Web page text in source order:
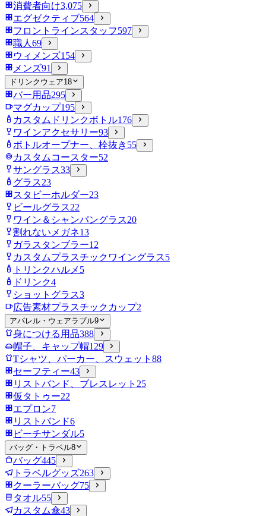
消費者向け3,075
エグゼクティブ564
フロントラインスタッフ597
職人 69
ウィメンズ154
メンズ91
ドリンクウェア18
バー用品295
マグカップ195
カスタムドリンクボトル176
ワインアクセサリー93
ボトルオープナー、栓抜き 55
カスタムコースター52
サングラス33
グラス23
スタビーホルダー23
ビールグラス22
ワイン＆シャンパングラス20
割れないメガネ13
ガラスタンブラー12
カスタムプラスチックワイングラス5
トリンクハルメ 5
ドリンク4
ショットグラス3
広告素材プラスチックカップ2
アパレル・ウェアラブル9
身につける用品388
帽子、キャップ帽129
Tシャツ、パーカー、スウェット 88
セーフティー43
リストバンド、ブレスレット 25
仮タトゥー22
エプロン7
リストバンド6
ビーチサンダル5
バッグ・トラベル8
バッグ445
トラベルグッズ263
クーラーバッグ75
タオル55
カスタム傘43